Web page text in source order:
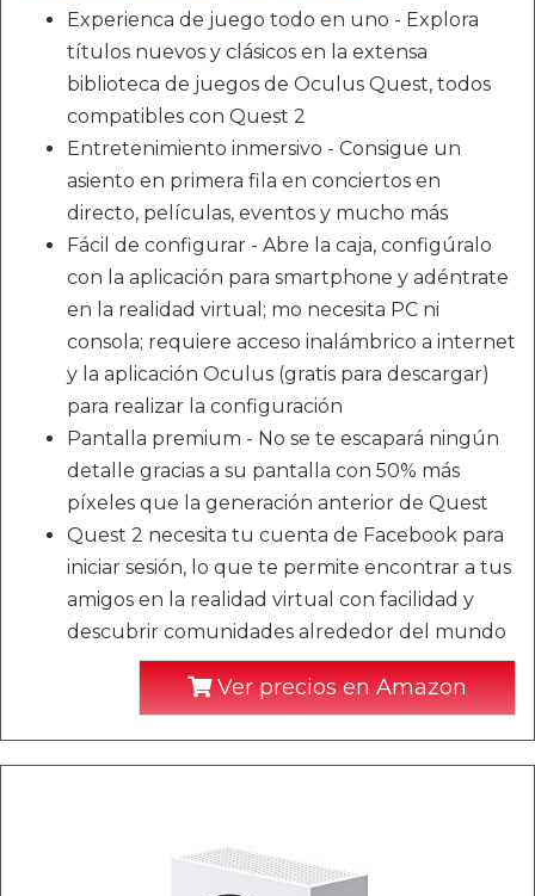
Experienca de juego todo en uno - Explora
títulos nuevos y clásicos en la extensa
biblioteca de juegos de Oculus Quest, todos
compatibles con Quest 2
Entretenimiento inmersivo - Consigue un
asiento en primera fila en conciertos en
directo, películas, eventos y mucho más
Fácil de configurar - Abre la caja, configúralo
con la aplicación para smartphone y adéntrate
en la realidad virtual; mo necesita PC ni
consola; requiere acceso inalámbrico a internet
y la aplicación Oculus (gratis para descargar)
para realizar la configuración
Pantalla premium - No se te escapará ningún
detalle gracias a su pantalla con 50% más
píxeles que la generación anterior de Quest
Quest 2 necesita tu cuenta de Facebook para
iniciar sesión, lo que te permite encontrar a tus
amigos en la realidad virtual con facilidad y
descubrir comunidades alrededor del mundo
Ver precios en Amazon